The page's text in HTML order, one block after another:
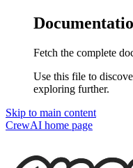
Fetch the complete
Use this file to
exploring further.
Skip to main content
CrewAI home page